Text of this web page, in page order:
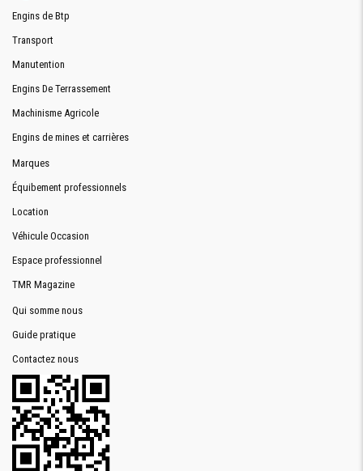
Engins de Btp
Transport
Manutention
Engins De Terrassement
Machinisme Agricole
Engins de mines et carrières
Marques
Équibement professionnels
Location
Véhicule Occasion
Espace professionnel
TMR Magazine
Qui somme nous
Guide pratique
Contactez nous